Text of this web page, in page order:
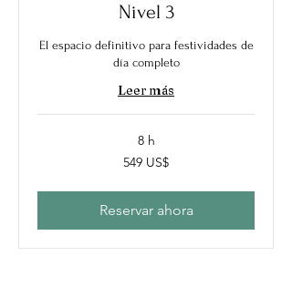
Nivel 3
El espacio definitivo para festividades de
día completo
Leer más
8 h
549 US$
Reservar ahora